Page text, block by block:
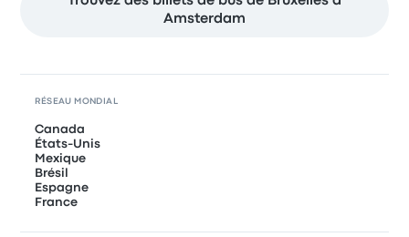
Amsterdam
RÉSEAU MONDIAL
Canada
États-Unis
Mexique
Brésil
Espagne
France